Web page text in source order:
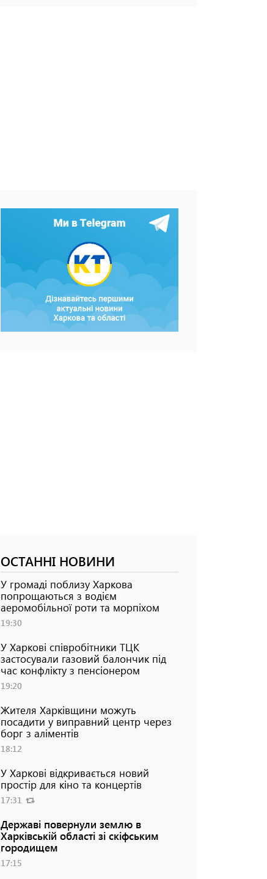
ОСТАННІ НОВИНИ
У громаді поблизу Харкова
попрощаються з водієм
аеромобільної роти та морпіхом
19:30
У Харкові співробітники ТЦК
застосували газовий балончик під
час конфлікту з пенсіонером
19:20
Жителя Харківщини можуть
посадити у виправний центр через
борг з аліментів
18:12
У Харкові відкривається новий
простір для кіно та концертів
17:31
Державі повернули землю в
Харківській області зі скіфським
городищем
17:15